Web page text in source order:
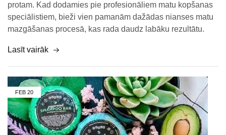
protam. Kad dodamies pie profesionāliem matu kopšanas
speciālistiem, bieži vien pamanām dažādas nianses matu
mazgāšanas procesā, kas rada daudz labāku rezultātu.
Lasīt vairāk
FEB 20